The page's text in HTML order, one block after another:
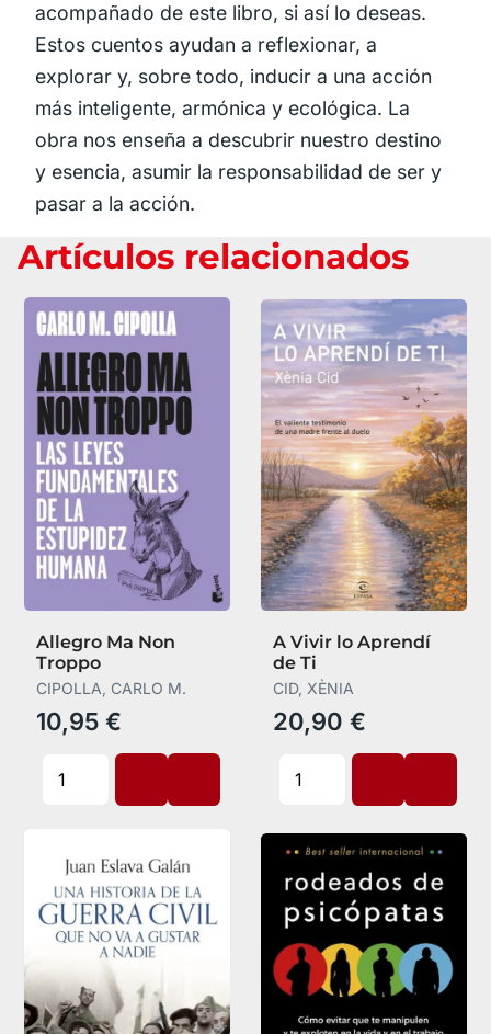
acompañado de este libro, si así lo deseas.
Estos cuentos ayudan a reflexionar, a
explorar y, sobre todo, inducir a una acción
más inteligente, armónica y ecológica. La
obra nos enseña a descubrir nuestro destino
y esencia, asumir la responsabilidad de ser y
pasar a la acción.
Artículos relacionados
Allegro Ma Non
Troppo
CIPOLLA, CARLO M.
10,95 €
A Vivir lo Aprendí
de Ti
CID, XÈNIA
20,90 €